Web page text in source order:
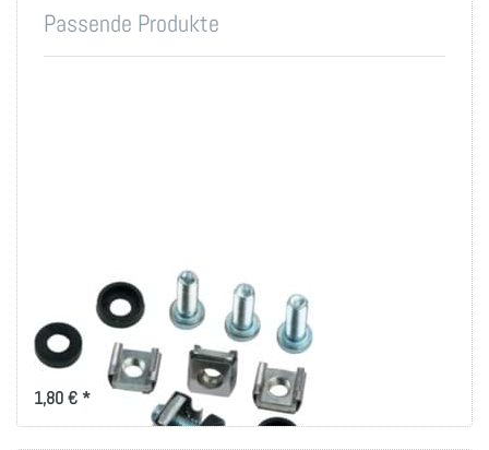
Passende Produkte
Montageset M6 für
19 Zoll-Technik
Montageset für 19 Zoll
Befestigung
1,80 € *